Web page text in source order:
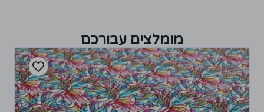
מומלצים עבורכם